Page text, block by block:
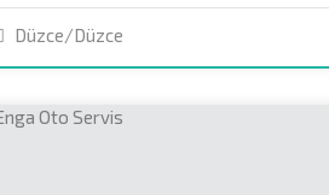
Düzce/Düzce